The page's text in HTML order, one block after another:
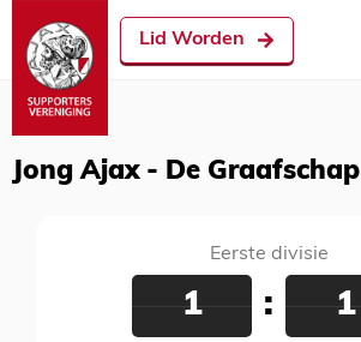
Lid Worden
Jong Ajax - De Graafschap
Eerste divisie
1 : 1